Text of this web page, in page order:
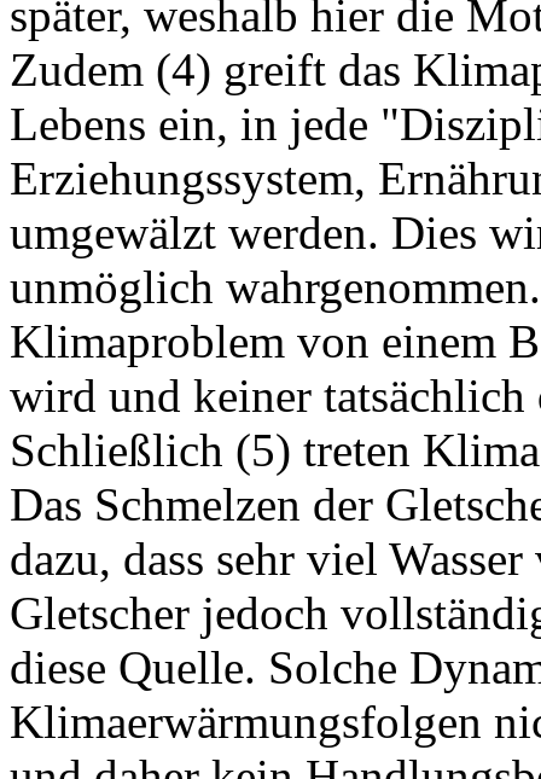
später, weshalb hier die
Zudem (4) greift das
Lebens ein, in jede
Erziehungssystem,
umgewälzt werden. Dies
unmöglich
Klimaproblem von einem
wird und keiner
Schließlich (5) treten
Das Schmelzen der
dazu, dass sehr viel
Gletscher jedoch
diese Quelle. Solche
Klimaerwärmungsfolgen